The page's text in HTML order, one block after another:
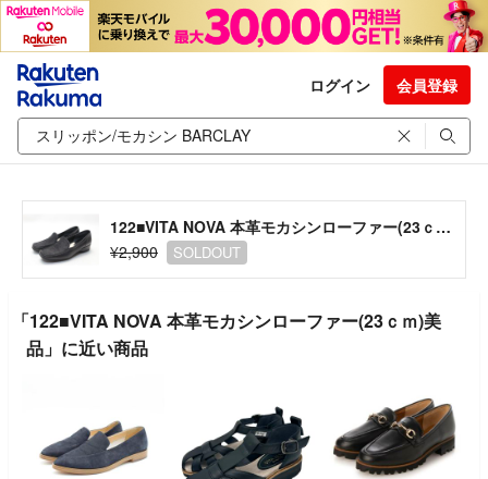
ログイン 会員登録
122■VITA NOVA 本革モカシンローファー(23ｃｍ)美品
¥2,900
SOLDOUT
「122■VITA NOVA 本革モカシンローファー(23ｃｍ)美
品」に近い商品